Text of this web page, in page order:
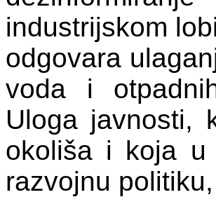
industrijskom
odgovara
voda i
Uloga javnosti,
okoliša i koja u
razvojnu